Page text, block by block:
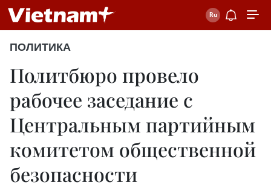
ПОЛИТИКА
Политбюро провело
рабочее заседание с
Центральным партийным
комитетом общественной
безопасности